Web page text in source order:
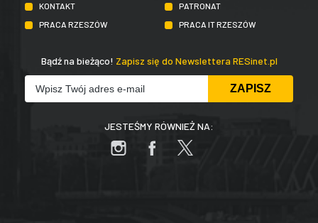
KONTAKT
PATRONAT
PRACA RZESZÓW
PRACA IT RZESZÓW
Bądź na bieżąco! Zapisz się do Newslettera RESinet.pl
JESTEŚMY RÓWNIEŻ NA: